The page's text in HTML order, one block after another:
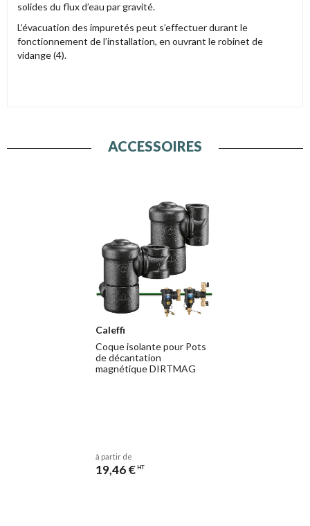
solides du flux d’eau par gravité.
L’évacuation des impuretés peut s’effectuer durant le
fonctionnement de l’installation, en ouvrant le robinet de
vidange (4).
ACCESSOIRES
Caleffi
Coque isolante pour Pots
de décantation
magnétique DIRTMAG
à partir de
19,46 € HT